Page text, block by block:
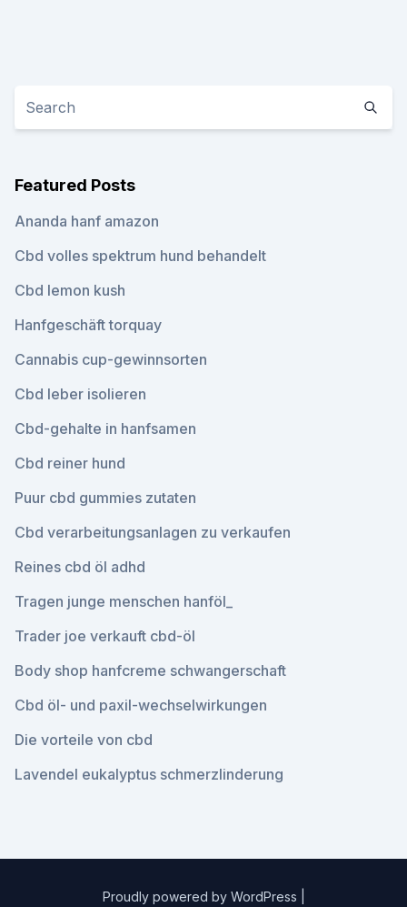
Featured Posts
Ananda hanf amazon
Cbd volles spektrum hund behandelt
Cbd lemon kush
Hanfgeschäft torquay
Cannabis cup-gewinnsorten
Cbd leber isolieren
Cbd-gehalte in hanfsamen
Cbd reiner hund
Puur cbd gummies zutaten
Cbd verarbeitungsanlagen zu verkaufen
Reines cbd öl adhd
Tragen junge menschen hanföl_
Trader joe verkauft cbd-öl
Body shop hanfcreme schwangerschaft
Cbd öl- und paxil-wechselwirkungen
Die vorteile von cbd
Lavendel eukalyptus schmerzlinderung
Proudly powered by WordPress